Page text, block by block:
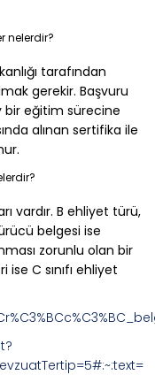
nelerdir?
tarafından
gerekir. Başvuru
bir eğitim sürecine
alınan sertifika ile
vardır. B ehliyet türü,
belgesi ise
zorunlu olan bir
C sınıfı ehliyet